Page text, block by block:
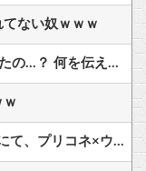
てない奴ｗｗｗ
チェンソーマン2部のこのキャラ何だったの…？ 何を伝えたいキャラだったの…？
【ウマ娘】プリコネ8.5周年直前生放送にて、プリコネ×ウマ娘コラボの開催について告知が！？今秋予定で詳細については後日発表とのこと。※動画リンク有